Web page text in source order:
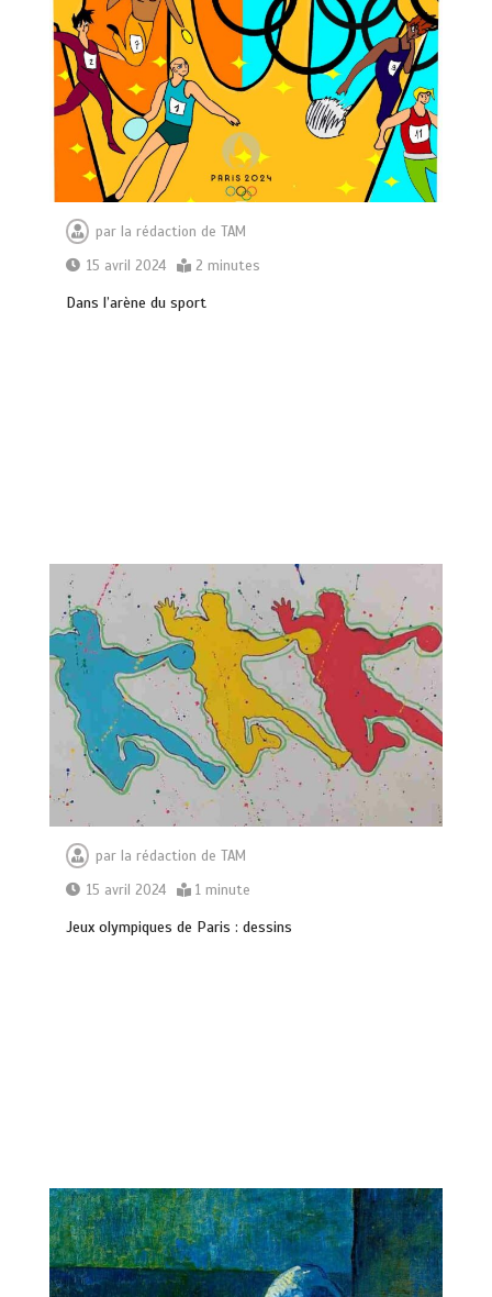
parla rédaction de TAM
15 avril 2024
2 minutes
Dаnѕ l’аrѐnе du ѕроrt
par la rédaction de TAM
15 avril 2024
1 minute
Jeux olympiques de Paris : dessins